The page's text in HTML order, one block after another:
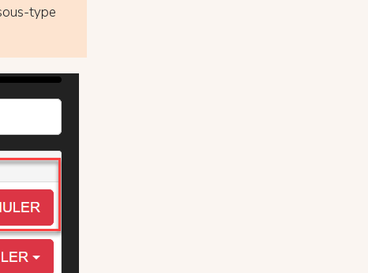
type